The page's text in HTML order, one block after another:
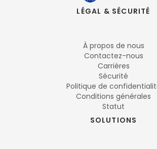
LÉGAL & SÉCURITÉ
À propos de nous
Contactez-nous
Carrières
Sécurité
Politique de
Conditions générales
Statut
SOLUTIONS